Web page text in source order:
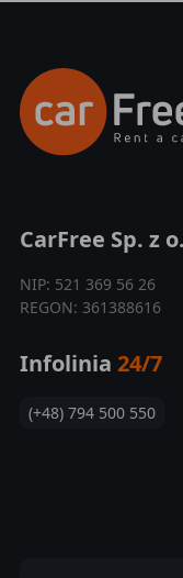
CarFree Sp. z
NIP: 521 369 56 26
REGON: 361388616
Infolinia 24/7
(+48) 794 500 550